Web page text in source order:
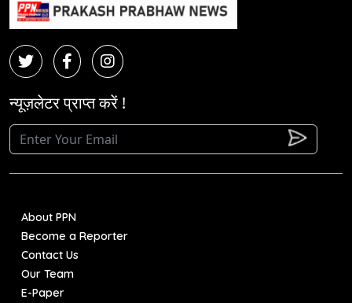
न्यूज़लेटर प्राप्त करें !
About PPN
Become a Reporter
Contact Us
Our Team
E-Paper